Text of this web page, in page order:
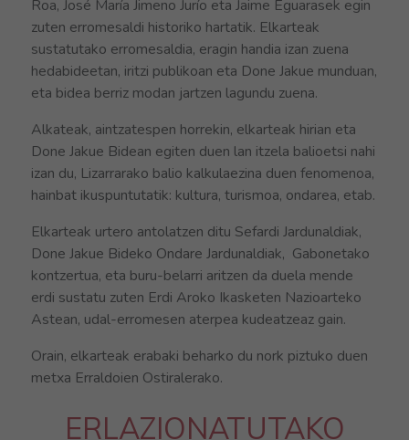
Roa, José María Jimeno Jurío eta Jaime Eguarasek egin
zuten erromesaldi historiko hartatik. Elkarteak
sustatutako erromesaldia, eragin handia izan zuena
hedabideetan, iritzi publikoan eta Done Jakue munduan,
eta bidea berriz modan jartzen lagundu zuena.
Alkateak, aintzatespen horrekin, elkarteak hirian eta
Done Jakue Bidean egiten duen lan itzela balioetsi nahi
izan du, Lizarrarako balio kalkulaezina duen fenomenoa,
hainbat ikuspuntutatik: kultura, turismoa, ondarea, etab.
Elkarteak urtero antolatzen ditu Sefardi Jardunaldiak,
Done Jakue Bideko Ondare Jardunaldiak, Gabonetako
kontzertua, eta buru-belarri aritzen da duela mende
erdi sustatu zuten Erdi Aroko Ikasketen Nazioarteko
Astean, udal-erromesen aterpea kudeatzeaz gain.
Orain, elkarteak erabaki beharko du nork piztuko duen
metxa Erraldoien Ostiralerako.
ERLAZIONATUTAKO